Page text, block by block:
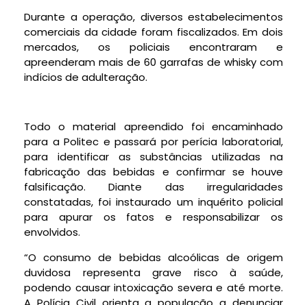
Durante a operação, diversos estabelecimentos
comerciais da cidade foram fiscalizados. Em dois
mercados, os policiais encontraram e
apreenderam mais de 60 garrafas de whisky com
indícios de adulteração.
Todo o material apreendido foi encaminhado
para a Politec e passará por perícia laboratorial,
para identificar as substâncias utilizadas na
fabricação das bebidas e confirmar se houve
falsificação. Diante das irregularidades
constatadas, foi instaurado um inquérito policial
para apurar os fatos e responsabilizar os
envolvidos.
“O consumo de bebidas alcoólicas de origem
duvidosa representa grave risco à saúde,
podendo causar intoxicação severa e até morte.